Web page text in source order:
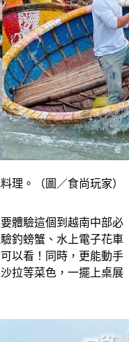
體驗這個到越南中部必
釣螃蟹、水上電子花車
以看！同時，更能動手
拉等菜色，一擺上桌展